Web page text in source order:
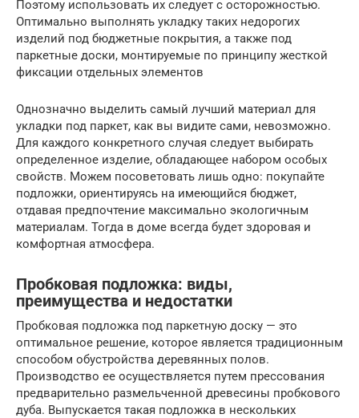
Поэтому использовать их следует с осторожностью.
Оптимально выполнять укладку таких недорогих
изделий под бюджетные покрытия, а также под
паркетные доски, монтируемые по принципу жесткой
фиксации отдельных элементов
Однозначно выделить самый лучший материал для
укладки под паркет, как вы видите сами, невозможно.
Для каждого конкретного случая следует выбирать
определенное изделие, обладающее набором особых
свойств. Можем посоветовать лишь одно: покупайте
подложки, ориентируясь на имеющийся бюджет,
отдавая предпочтение максимально экологичным
материалам. Тогда в доме всегда будет здоровая и
комфортная атмосфера.
Пробковая подложка: виды,
преимущества и недостатки
Пробковая подложка под паркетную доску — это
оптимальное решение, которое является традиционным
способом обустройства деревянных полов.
Производство ее осуществляется путем прессования
предварительно размельченной древесины пробкового
дуба. Выпускается такая подложка в нескольких